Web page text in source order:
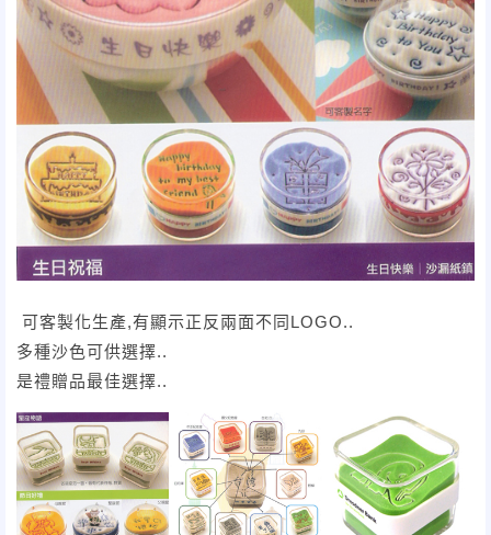
可客製化生產,有顯示正反兩面不同LOGO..
多種沙色可供選擇..
是禮贈品最佳選擇..